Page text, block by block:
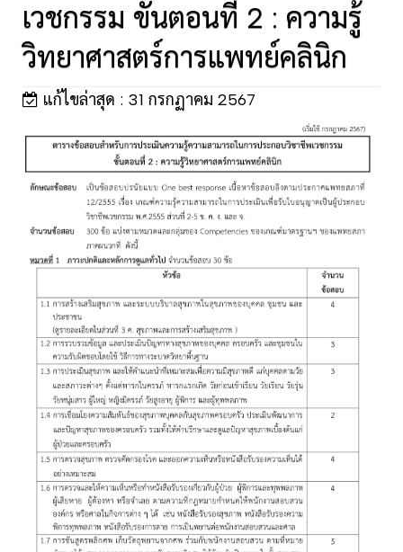
เวชกรรม ขั้นตอนที่ 2 : ความรู้
วิทยาศาสตร์การแพทย์คลินิก
แก้ไขล่าสุด : 31 กรกฏาคม 2567